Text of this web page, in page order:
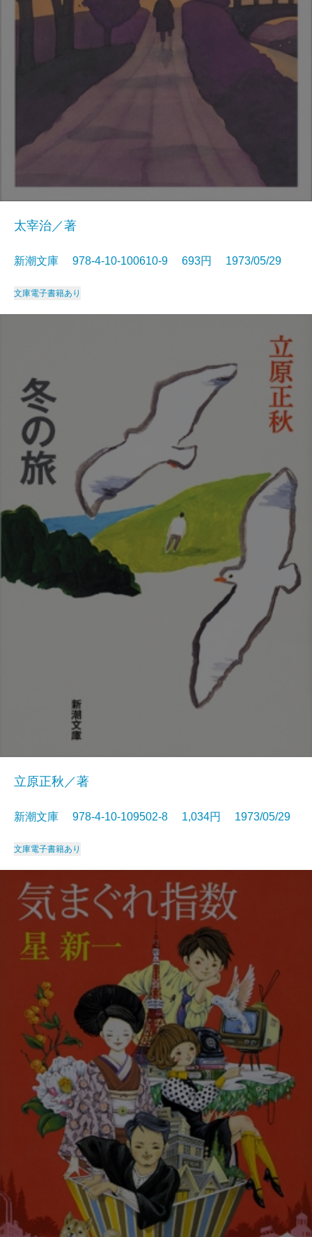
太宰治／著
新潮文庫 978-4-10-100610-9 693円 1973/05/29
文庫電子書籍あり
立原正秋／著
新潮文庫 978-4-10-109502-8 1,034円 1973/05/29
文庫電子書籍あり